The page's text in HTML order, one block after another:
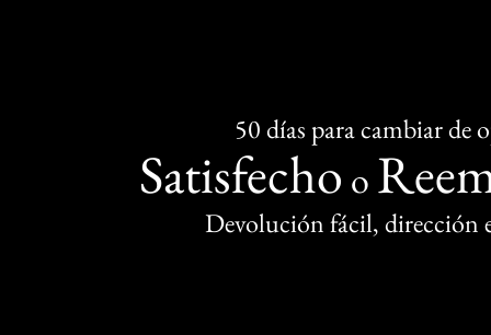
50 días para cambiar de
Satisfecho o
Devolución fácil, dirección